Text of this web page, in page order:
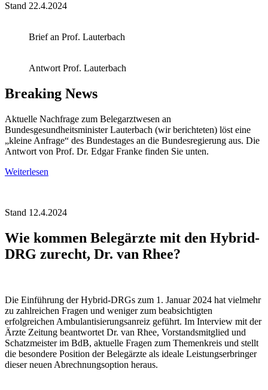
Stand 22.4.2024
Brief an Prof. Lauterbach
Antwort Prof. Lauterbach
Breaking News
Aktuelle Nachfrage zum Belegarztwesen an
Bundesgesundheitsminister Lauterbach (wir berichteten) löst eine
„kleine Anfrage“ des Bundestages an die Bundesregierung aus. Die
Antwort von Prof. Dr. Edgar Franke finden Sie unten.
Weiterlesen
Stand 12.4.2024
Wie kommen Belegärzte mit den Hybrid-
DRG zurecht, Dr. van Rhee?
Die Einführung der Hybrid-DRGs zum 1. Januar 2024 hat vielmehr
zu zahlreichen Fragen und weniger zum beabsichtigten
erfolgreichen Ambulantisierungsanreiz geführt. Im Interview mit der
Ärzte Zeitung beantwortet Dr. van Rhee, Vorstandsmitglied und
Schatzmeister im BdB, aktuelle Fragen zum Themenkreis und stellt
die besondere Position der Belegärzte als ideale Leistungserbringer
dieser neuen Abrechnungsoption heraus.